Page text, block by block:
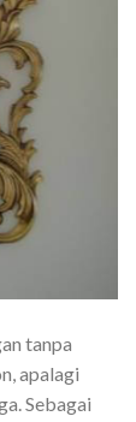
tanpa
apalagi
Sebagai